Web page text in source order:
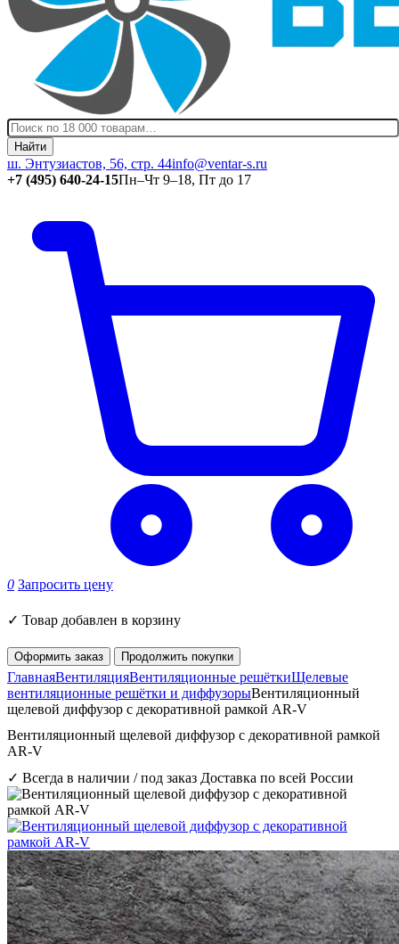
Найти
ш. Энтузиастов, 56, стр. 44info@ventar-s.ru
+7 (495) 640-24-15Пн–Чт 9–18, Пт до 17
0 Запросить цену
✓ Товар добавлен в корзину
Оформить заказ Продолжить покупки
ГлавнаяВентиляцияВентиляционные решёткиЩелевые
вентиляционные решётки и диффузорыВентиляционный
щелевой диффузор с декоративной рамкой AR-V
Вентиляционный щелевой диффузор с декоративной рамкой
AR-V
✓ Всегда в наличии / под заказ Доставка по всей России